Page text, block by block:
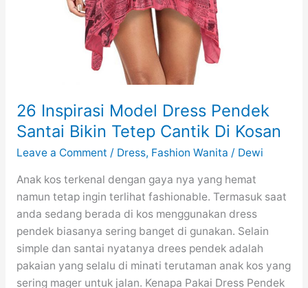
26 Inspirasi Model Dress Pendek
Santai Bikin Tetep Cantik Di Kosan
Leave a Comment / Dress, Fashion Wanita / Dewi
Anak kos terkenal dengan gaya nya yang hemat
namun tetap ingin terlihat fashionable. Termasuk saat
anda sedang berada di kos menggunakan dress
pendek biasanya sering banget di gunakan. Selain
simple dan santai nyatanya drees pendek adalah
pakaian yang selalu di minati terutaman anak kos yang
sering mager untuk jalan. Kenapa Pakai Dress Pendek